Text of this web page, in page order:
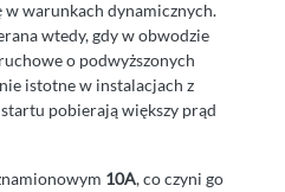
w warunkach dynamicznych.
wtedy, gdy w obwodzie
o podwyższonych
istotne w instalacjach z
pobierają większy prąd
10A, co czyni go